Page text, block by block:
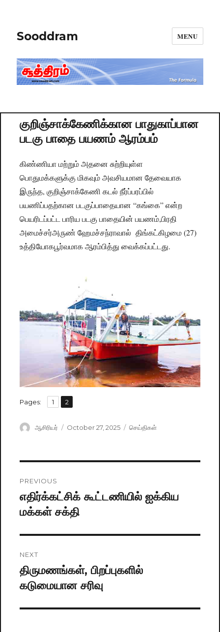
Sooddram MENU
குறிஞ்சாக்கேணிக்கான பாதுகாப்பான
படகு பாதை பயணம் ஆரம்பம்
கிண்ணியா மற்றும் அதனை சுற்றியுள்ள
பொதுமக்களுக்கு மிகவும் அவசியமான தேவையாக
இருந்த, குறிஞ்சாக்கேணி கடல் நீர்ப்பரப்பில்
பயணிப்பதற்கான படகுப்பாதையான “கங்கை” என்ற
பெயரிடப்பட்ட பாரிய படகு பாதையின் பயணம்,பிரதி
அமைச்சர்அருண் ஹேமச்சந்ராவால் திங்கட்கிழமை (27)
உத்தியோகபூர்வமாக ஆரம்பித்து வைக்கப்பட்டது.
Pages: Page
1 ,
Page
2
Author
ஆசிரியர்
Posted
October 27, 2025 Categories
செய்திகள்
navigation
PREVIOUS
Previous
post:
எதிர்க்கட்சிக் கூட்டணியில் ஐக்கிய
மக்கள் சக்தி
NEXT
Next
post:
திருமணங்கள், பிறப்புகளில்
கடுமையான சரிவு